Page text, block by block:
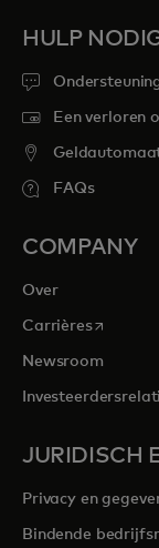
HULP
Een verloren
FAQs
COMPANY
Over
Carrièresopens in
Newsroom
JURIDISCH
Privacy en
Bindende